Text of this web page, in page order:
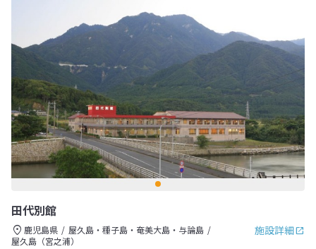
田代別館
施設詳細
鹿児島県
屋久島・種子島・奄美大島・与論島
屋久島（宮之浦）